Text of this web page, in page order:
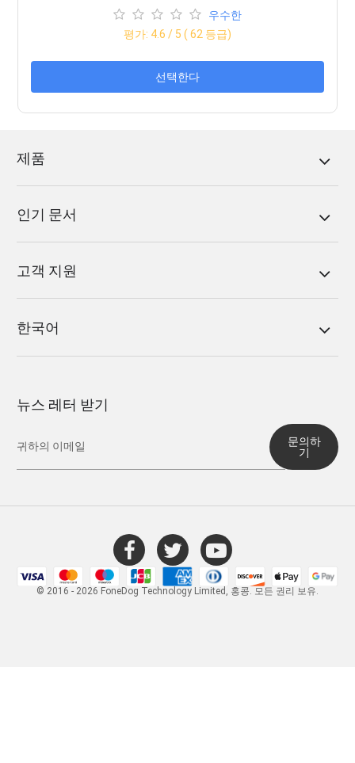
우수한
평가: 4.6 / 5 ( 62 등급)
선택한다
제품
인기 문서
고객 지원
한국어
뉴스 레터 받기
문의하
기
© 2016 - 2026 FoneDog Technology Limited, 홍콩. 모든 권리 보유.